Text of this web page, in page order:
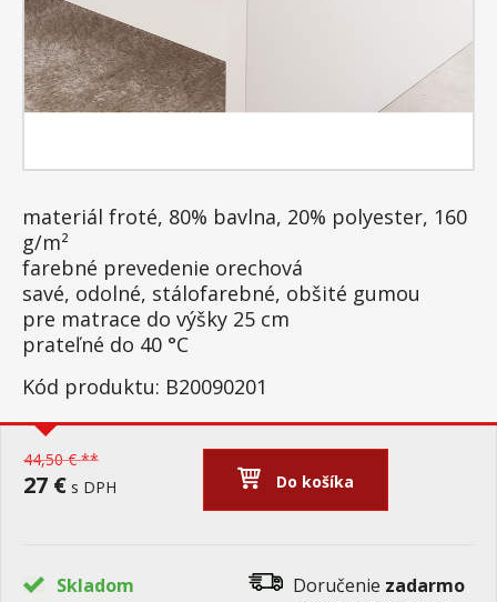
materiál froté, 80% bavlna, 20% polyester, 160
g/m²
farebné prevedenie orechová
savé, odolné, stálofarebné, obšité gumou
pre matrace do výšky 25 cm
prateľné do 40 °C
Kód produktu: B20090201
44,50 € **
27 € s DPH Do košíka
Skladom Doručenie zadarmo